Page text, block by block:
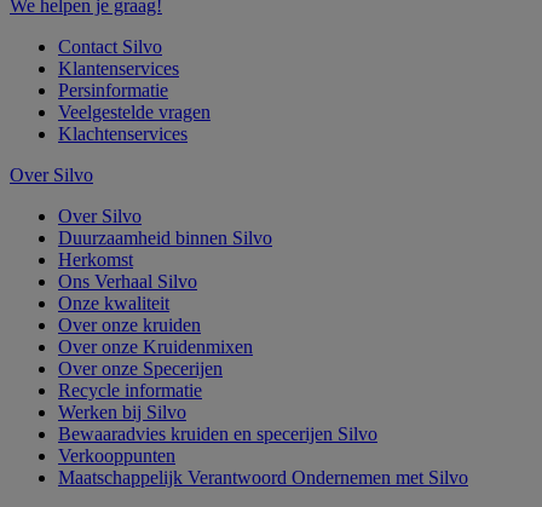
We helpen je graag!
Contact Silvo
Klantenservices
Persinformatie
Veelgestelde vragen
Klachtenservices
Over Silvo
Over Silvo
Duurzaamheid binnen Silvo
Herkomst
Ons Verhaal Silvo
Onze kwaliteit
Over onze kruiden
Over onze Kruidenmixen
Over onze Specerijen
Recycle informatie
Werken bij Silvo
Bewaaradvies kruiden en specerijen Silvo
Verkooppunten
Maatschappelijk Verantwoord Ondernemen met Silvo